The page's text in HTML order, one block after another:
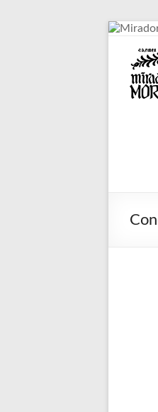
Saltar
contenido